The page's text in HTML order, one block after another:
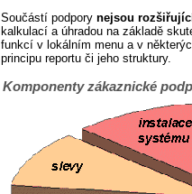
Součástí podpory nejsou
kalkulací a úhradou na základě
funkcí v lokálním menu a v
principu reportu či jeho struktury.
Komponenty zákaznické